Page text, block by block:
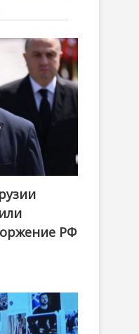
РФ